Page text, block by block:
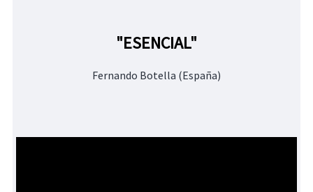
"ESENCIAL"
Fernando Botella (España)